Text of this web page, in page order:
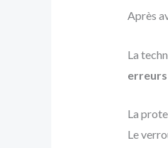
Après
La
La
Le